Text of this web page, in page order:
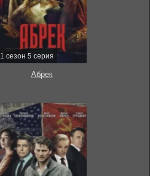
1 сезон 5 серия
Абрек